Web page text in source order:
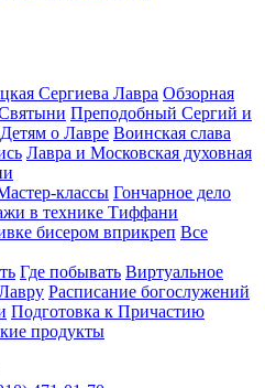
Сергиева Лавра Обзорная
Преподобный Сергий и
Детям о Лавре Воинская слава
Лавра и Московская духовная
классы Гончарное дело
в технике Тиффани
бисером вприкреп Все
Где побывать Виртуальное
Расписание богослужений
Подготовка к Причастию
продукты